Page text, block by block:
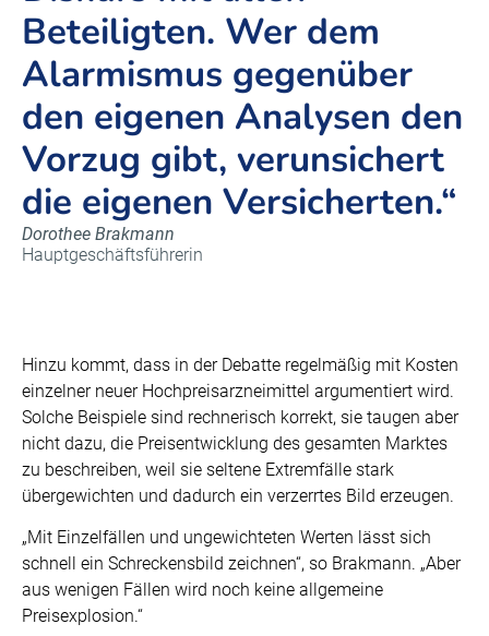
Beteiligten. Wer dem
Alarmismus gegenüber
den eigenen Analysen den
Vorzug gibt, verunsichert
die eigenen Versicherten.“
Dorothee Brakmann
Hauptgeschäftsführerin
Hinzu kommt, dass in der Debatte regelmäßig mit Kosten
einzelner neuer Hochpreisarzneimittel argumentiert wird.
Solche Beispiele sind rechnerisch korrekt, sie taugen aber
nicht dazu, die Preisentwicklung des gesamten Marktes
zu beschreiben, weil sie seltene Extremfälle stark
übergewichten und dadurch ein verzerrtes Bild erzeugen.
„Mit Einzelfällen und ungewichteten Werten lässt sich
schnell ein Schreckensbild zeichnen“, so Brakmann. „Aber
aus wenigen Fällen wird noch keine allgemeine
Preisexplosion.“